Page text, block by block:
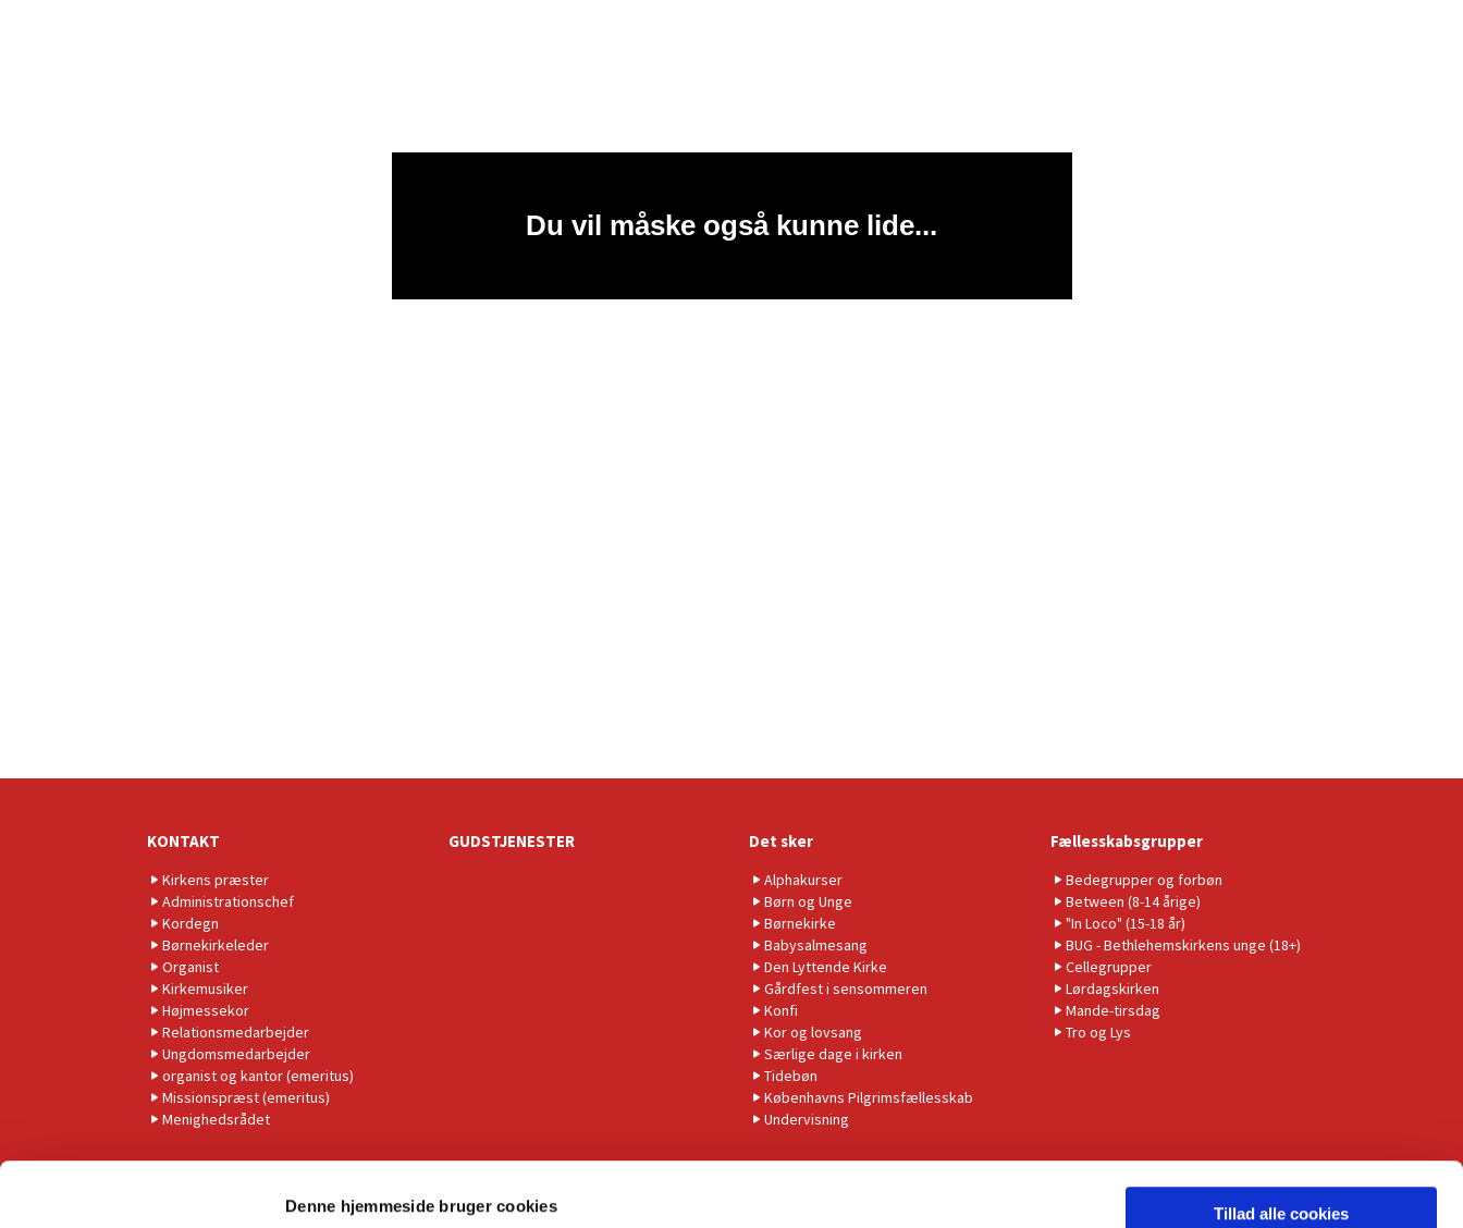
Denne hjemmeside bruger cookies Tillad alle cookies
Du vil måske også kunne lide...
KONTAKT
Kirkens præster
Administrationschef
Kordegn
Børnekirkeleder
Organist
Kirkemusiker
Højmessekor
Relationsmedarbejder
Ungdomsmedarbejder
organist og kantor (emeritus)
Missionspræst (emeritus)
Menighedsrådet
GUDSTJENESTER Det sker
Alphakurser
Børn og Unge
Børnekirke
Babysalmesang
Den Lyttende Kirke
Gårdfest i sensommeren
Konfi
Kor og lovsang
Særlige dage i kirken
Tidebøn
Københavns Pilgrimsfællesskab
Undervisning
Fællesskabsgrupper
Bedegrupper og forbøn
Between (8-14 årige)
"In Loco" (15-18 år)
BUG - Bethlehemskirkens unge (18+)
Cellegrupper
Lørdagskirken
Mande-tirsdag
Tro og Lys